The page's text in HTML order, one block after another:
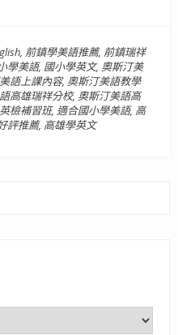
, 前鎮學美語推薦, 前鎮瑞祥
學美語, 國小學英文, 奧斯汀美
語上課內容, 奧斯汀美語教學
高雄瑞祥分校, 奧斯汀美語高
檢補習班, 適合國小學美語, 高
評推薦, 高雄學英文